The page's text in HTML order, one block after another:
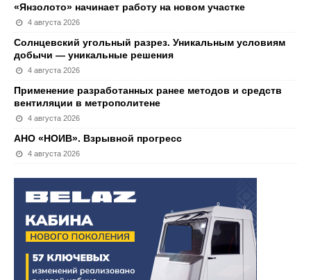
«Янзолото» начинает работу на новом участке
4 августа 2026
Солнцевский угольный разрез. Уникальным условиям
добычи — уникальные решения
4 августа 2026
Применение разработанных ранее методов и средств
вентиляции в метрополитене
4 августа 2026
АНО «НОИВ». Взрывной прогресс
4 августа 2026